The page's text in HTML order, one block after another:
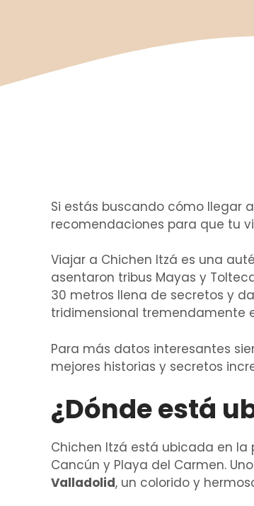
Si estás buscando cómo llegar
recomendaciones para que tu
Viajar a Chichen Itzá es una
asentaron tribus Mayas y
30 metros llena de secretos y
tridimensional tremendamente
Para más datos interesantes
mejores historias y secretos
¿Dónde está
Chichen Itzá está ubicada en
Cancún y Playa del Carmen.
Valladolid, un colorido y